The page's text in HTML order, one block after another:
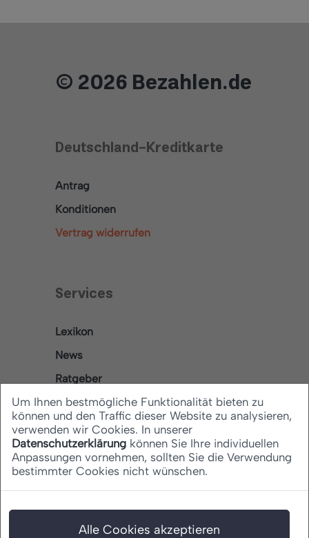
© 2026 Bezahlen.de
Deutschland-Kreditkarte
Antrag
Konditionen
Vertrag widerrufen
Services
Lexikon
News
Ratgeber
Rechtliches
Datenschutz
Impressum
Um Ihnen bestmögliche Funktionalität bieten zu
können und den Traffic dieser Website zu analysieren,
verwenden wir Cookies. In unserer
Datenschutzerklärung können Sie Ihre individuellen
Anpassungen vornehmen, sollten Sie die Verwendung
bestimmter Cookies nicht wünschen.
Alle Cookies akzeptieren